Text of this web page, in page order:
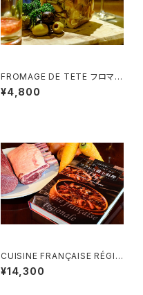
FROMAGE DE TETE フロマー
ジュ・ド・テット（豚肉のゼリー寄
せ） (3~4様用）
¥4,800
CUISINE FRANÇAISE RÉGIO
NALE フランス郷土料理 - 単行
本 -
¥14,300